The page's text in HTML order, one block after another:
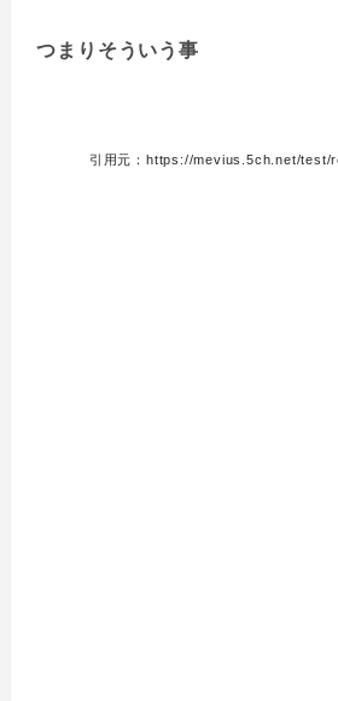
つまりそういう事
引用元：https://mevius.5ch.net/test/